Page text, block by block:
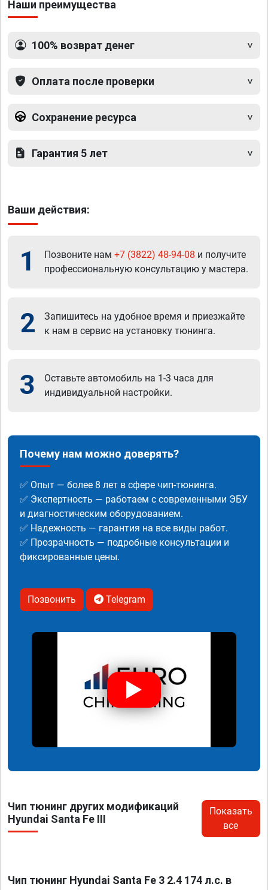
Наши преимущества
100% возврат денег
Оплата после проверки
Сохранение ресурса
Гарантия 5 лет
Ваши действия:
1 Позвоните нам +7 (3822) 48-94-08 и получите
профессиональную консультацию у мастера.
2
Запишитесь на удобное время и приезжайте
к нам в сервис на установку тюнинга.
3
Оставьте автомобиль на 1-3 часа для
индивидуальной настройки.
Почему нам можно доверять?
✅ Опыт — более 8 лет в сфере чип-тюнинга.
✅ Экспертность — работаем с современными ЭБУ
и диагностическим оборудованием.
✅ Надежность — гарантия на все виды работ.
✅ Прозрачность — подробные консультации и
фиксированные цены.
Позвонить Telegram
Чип тюнинг других модификаций
Hyundai Santa Fe III
Показать
все
Чип тюнинг Hyundai Santa Fe 3 2.4 174 л.с. в